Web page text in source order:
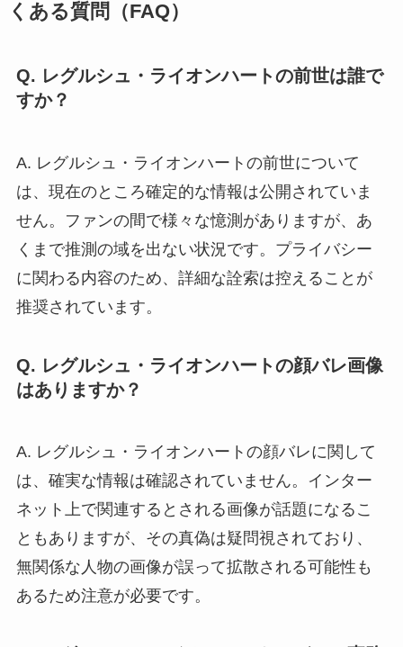
くある質問（FAQ）
Q. レグルシュ・ライオンハートの前世は誰で
すか？
A. レグルシュ・ライオンハートの前世について
は、現在のところ確定的な情報は公開されていま
せん。ファンの間で様々な憶測がありますが、あ
くまで推測の域を出ない状況です。プライバシー
に関わる内容のため、詳細な詮索は控えることが
推奨されています。
Q. レグルシュ・ライオンハートの顔バレ画像
はありますか？
A. レグルシュ・ライオンハートの顔バレに関して
は、確実な情報は確認されていません。インター
ネット上で関連するとされる画像が話題になるこ
ともありますが、その真偽は疑問視されており、
無関係な人物の画像が誤って拡散される可能性も
あるため注意が必要です。